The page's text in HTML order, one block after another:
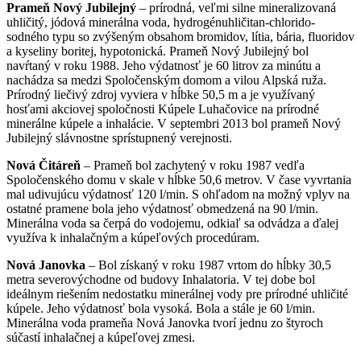
Prameň Nový Jubilejný – prírodná, veľmi silne mineralizovaná
uhličitý, jódová minerálna voda, hydrogénuhličitan-chlorido-
sodného typu so zvýšeným obsahom bromidov, lítia, bária, fluoridov
a kyseliny boritej, hypotonická. Prameň Nový Jubilejný bol
navŕtaný v roku 1988. Jeho výdatnosť je 60 litrov za minútu a
nachádza sa medzi Spoločenským domom a vilou Alpská ruža.
Prírodný liečivý zdroj vyviera v hĺbke 50,5 m a je využívaný
hosťami akciovej spoločnosti Kúpele Luhačovice na prírodné
minerálne kúpele a inhalácie. V septembri 2013 bol prameň Nový
Jubilejný slávnostne sprístupnený verejnosti.
Nová Čitáreň – Prameň bol zachytený v roku 1987 vedľa
Spoločenského domu v skale v hĺbke 50,6 metrov. V čase vyvrtania
mal udivujúcu výdatnosť 120 l/min. S ohľadom na možný vplyv na
ostatné pramene bola jeho výdatnosť obmedzená na 90 l/min.
Minerálna voda sa čerpá do vodojemu, odkiaľ sa odvádza a ďalej
využíva k inhalačným a kúpeľových procedúram.
Nová Janovka – Bol získaný v roku 1987 vrtom do hĺbky 30,5
metra severovýchodne od budovy Inhalatoria. V tej dobe bol
ideálnym riešením nedostatku minerálnej vody pre prírodné uhličité
kúpele. Jeho výdatnosť bola vysoká. Bola a stále je 60 l/min.
Minerálna voda prameňa Nová Janovka tvorí jednu zo štyroch
súčastí inhalačnej a kúpeľovej zmesi.